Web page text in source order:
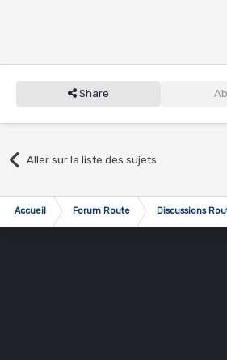
Share
Aller sur la liste des sujets
Accueil Forum Route Discussions